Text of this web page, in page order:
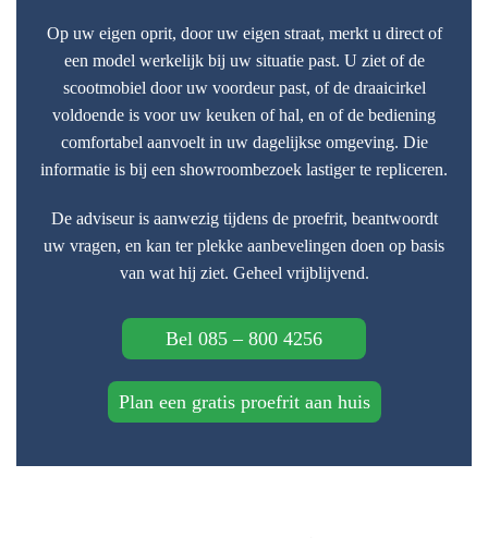
Op uw eigen oprit, door uw eigen straat, merkt u direct of
een model werkelijk bij uw situatie past. U ziet of de
scootmobiel door uw voordeur past, of de draaicirkel
voldoende is voor uw keuken of hal, en of de bediening
comfortabel aanvoelt in uw dagelijkse omgeving. Die
informatie is bij een showroombezoek lastiger te repliceren.
De adviseur is aanwezig tijdens de proefrit, beantwoordt
uw vragen, en kan ter plekke aanbevelingen doen op basis
van wat hij ziet. Geheel vrijblijvend.
Bel 085 – 800 4256
Plan een gratis proefrit aan huis